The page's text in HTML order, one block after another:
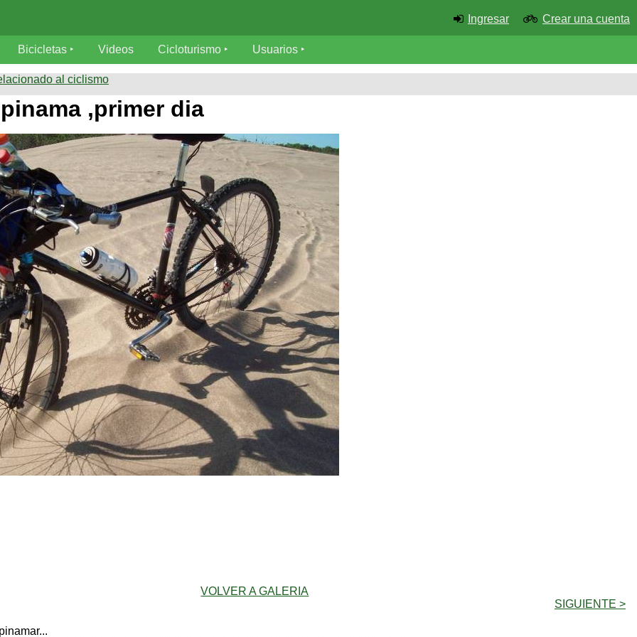
Ingresar Crear una cuenta
Bicicletas Videos Cicloturismo Usuarios
al ciclismo
,primer dia
VOLVER A GALERIA
SIGUIENTE >